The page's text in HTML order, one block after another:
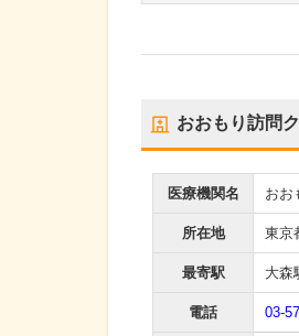
おおもり訪問
医療機関名 おお
所在地 東京
最寄駅 大森
電話 03-